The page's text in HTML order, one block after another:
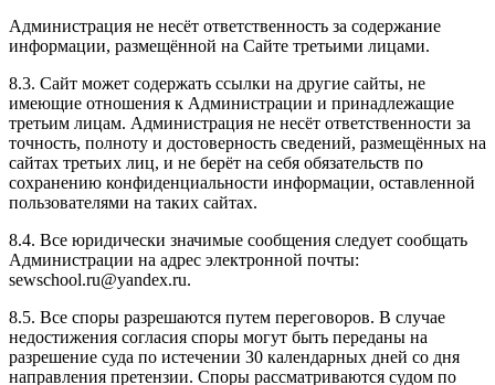
Администрация не несёт ответственность за содержание
информации, размещённой на Сайте третьими лицами.
8.3. Сайт может содержать ссылки на другие сайты, не
имеющие отношения к Администрации и принадлежащие
третьим лицам. Администрация не несёт ответственности за
точность, полноту и достоверность сведений, размещённых на
сайтах третьих лиц, и не берёт на себя обязательств по
сохранению конфиденциальности информации, оставленной
пользователями на таких сайтах.
8.4. Все юридически значимые сообщения следует сообщать
Администрации на адрес электронной почты:
sewschool.ru@yandex.ru.
8.5. Все споры разрешаются путем переговоров. В случае
недостижения согласия споры могут быть переданы на
разрешение суда по истечении 30 календарных дней со дня
направления претензии. Споры рассматриваются судом по